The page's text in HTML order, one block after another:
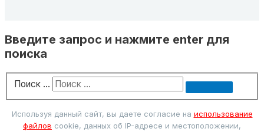
Введите запрос и нажмите enter для
поиска
Поиск …
Используя данный сайт, вы даете согласие на использование
файлов cookie, данных об IP-адресе и местоположении,